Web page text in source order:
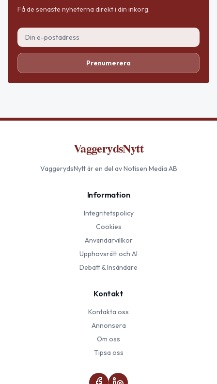
Få de senaste nyheterna direkt i din inkorg.
Prenumerera
VaggerydsNytt
VaggerydsNyttär en del av Notisen Media AB
Information
Integritetspolicy
Cookies
Användarvillkor
Upphovsrätt och AI
Debatt & Insändare
Kontakt
Kontakta oss
Annonsera
Om oss
Tipsa oss